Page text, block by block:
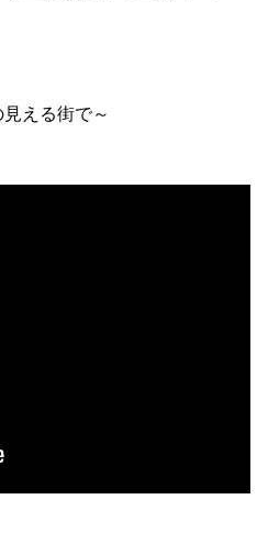
える街で～